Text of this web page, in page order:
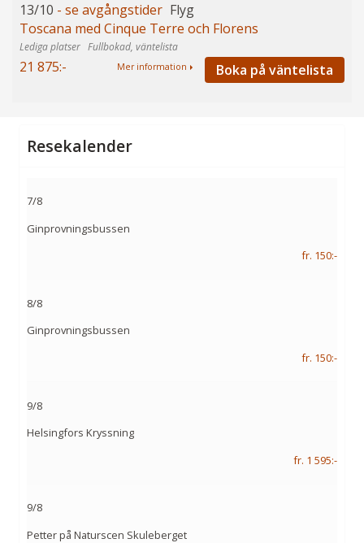
13/10 - se avgångstider Flyg
Toscana med Cinque Terre och Florens
Fullbokad, väntelista
21 875:- Boka på väntelista
Mer information
Resekalender
7/8
Ginprovningsbussen
fr. 150:-
8/8
Ginprovningsbussen
fr. 150:-
9/8
Helsingfors Kryssning
fr. 1 595:-
9/8
Petter på Naturscen Skuleberget